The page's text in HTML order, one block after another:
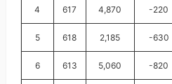
4 617 4,870 -220
5 618 2,185 -630
6 613 5,060 -820